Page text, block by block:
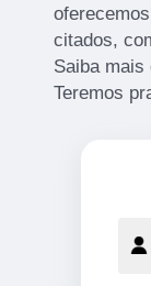
citados,
Saiba mais
Teremos